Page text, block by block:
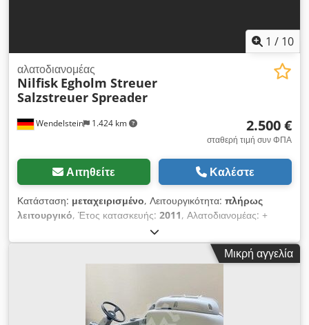
1 / 10
Wendelstein 1.424 km
αλατοδιανομέας
Nilfisk Egholm Streuer
Salzstreuer Spreader
2.500 €
σταθερή τιμή συν ΦΠΑ
Αιτηθείτε Καλέστε
Κατάσταση: μεταχειρισμένο, Λειτουργικότητα: πλήρως
λειτουργικό, Έτος κατασκευής: 2011, Αλατοδιανομέας: +
Egholm + κατάλληλο για CityRanger / Parkranger 2100 /
2150 + Δοχείο από ανοξείδωτο ατσάλι + Διανομέας με δίσκο
Cjdpfjzd Atxox Aideha + Υδραυλική κίνηση + Κάλυμμα + Έτος
NEWSLETTER μας! Υπόκειται σε σφάλματα και τυπογραφικά
λάθη, η ενδιάμεση πώληση επιφυλάσσεται!
Μικρή αγγελία